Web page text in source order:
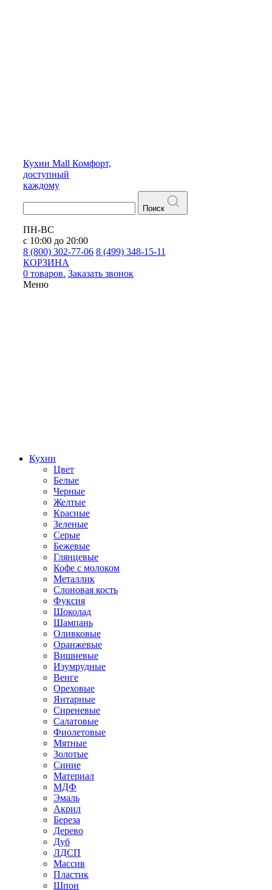
Кухни Mall Комфорт,
доступный
каждому
Поиск
ПН-ВС
с 10:00 до 20:00
8 (800) 302-77-06 8 (499) 348-15-11
КОРЗИНА
0 товаров. Заказать звонок
Меню
Кухни
Цвет
Белые
Черные
Желтые
Красные
Зеленые
Серые
Бежевые
Глянцевые
Кофе с молоком
Металлик
Слоновая кость
Фуксия
Шоколад
Шампань
Оливковые
Оранжевые
Вишневые
Изумрудные
Венге
Ореховые
Янтарные
Сиреневые
Салатовые
Фиолетовые
Мятные
Золотые
Синие
Материал
МДФ
Эмаль
Акрил
Береза
Дерево
Дуб
ЛДСП
Массив
Пластик
Шпон